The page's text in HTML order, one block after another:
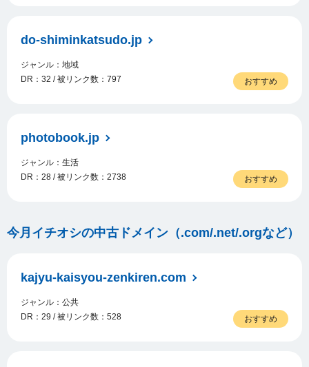
do-shiminkatsudo.jp
ジャンル：地域
DR：32 / 被リンク数：797
おすすめ
photobook.jp
ジャンル：生活
DR：28 / 被リンク数：2738
おすすめ
今月イチオシの中古ドメイン（.com/.net/.orgなど）
kajyu-kaisyou-zenkiren.com
ジャンル：公共
DR：29 / 被リンク数：528
おすすめ